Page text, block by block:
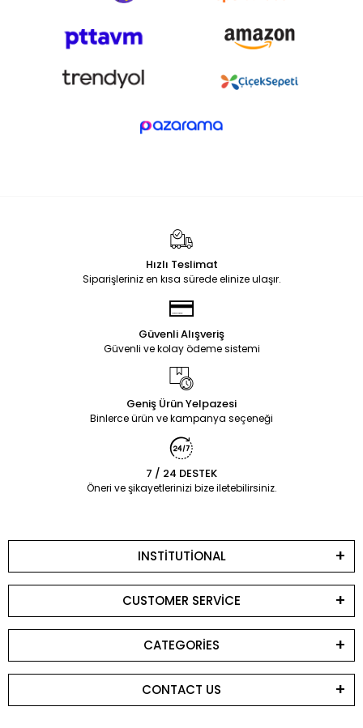
Hızlı Teslimat
Siparişleriniz en kısa sürede elinize ulaşır.
Güvenli Alışveriş
Güvenli ve kolay ödeme sistemi
Geniş Ürün Yelpazesi
Binlerce ürün ve kampanya seçeneği
7 / 24 DESTEK
Öneri ve şikayetlerinizi bize iletebilirsiniz.
INSTİTUTİONAL
CUSTOMER SERVİCE
CATEGORİES
CONTACT US